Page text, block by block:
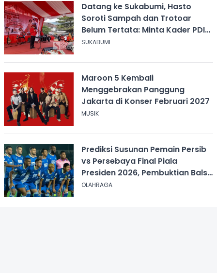
Datang ke Sukabumi, Hasto
Soroti Sampah dan Trotoar
Belum Tertata: Minta Kader PDIP
Bersihkan Kota
SUKABUMI
Maroon 5 Kembali
Menggebrakan Panggung
Jakarta di Konser Februari 2027
MUSIK
Prediksi Susunan Pemain Persib
vs Persebaya Final Piala
Presiden 2026, Pembuktian Balsa
Sekulic!
OLAHRAGA